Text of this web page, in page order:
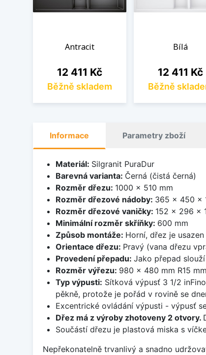
Antracit
Cena
12 411 Kč
Běžně skladem
Bílá
Cena
12 411 Kč
Běžně
Informace Parametry zboží
Materiál: Silgranit PuraDur
Barevná varianta: Černá (čistá černá)
Rozměr dřezu: 1000 x 510 mm
Rozměr dřezové nádoby: 365 x 450 x
Rozměr dřezové vaničky: 152 x 296 x
Minimální rozměr skříňky: 600 mm
Způsob montáže: Horní, dřez je
Orientace dřezu: Pravý (vana dřezu
Provedení přepadu: Jako přepad
Rozměr výřezu: 980 x 480 mm R15 mm
Typ výpusti: Sítková výpusť 3 1/2
pěkně, protože je pořád v rovině se
Excentrické ovládání výpusti - výpusť
Dřez má z výroby zhotoveny 2 otvory.
Součástí dřezu je plastová miska s
Nepřekonatelně trvanlivý a snadno